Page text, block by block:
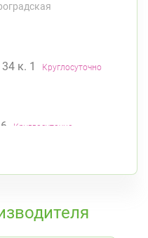
к. 1 Круглосуточно
Круглосуточно